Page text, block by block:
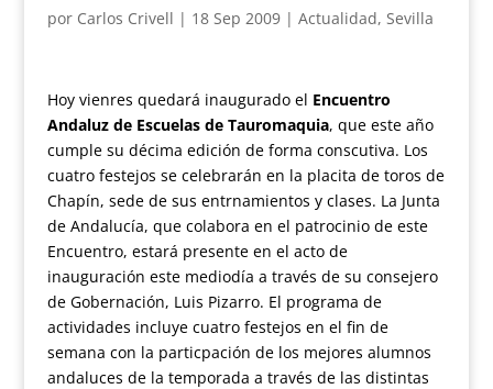
por Carlos Crivell | 18 Sep 2009| Actualidad, Sevilla
Hoy vienres quedará inaugurado el Encuentro
Andaluz de Escuelas de Tauromaquia, que este año
cumple su décima edición de forma conscutiva. Los
cuatro festejos se celebrarán en la placita de toros de
Chapín, sede de sus entrnamientos y clases. La Junta
de Andalucía, que colabora en el patrocinio de este
Encuentro, estará presente en el acto de
inauguración este mediodía a través de su consejero
de Gobernación, Luis Pizarro. El programa de
actividades incluye cuatro festejos en el fin de
semana con la particpación de los mejores alumnos
andaluces de la temporada a través de las distintas